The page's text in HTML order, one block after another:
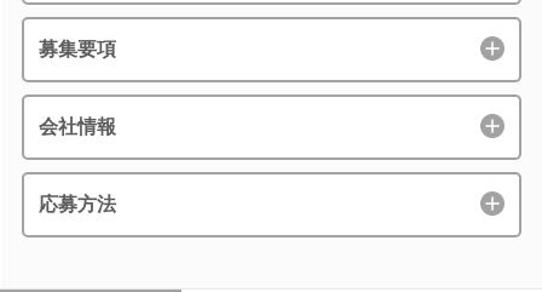
募集要項
会社情報
応募方法